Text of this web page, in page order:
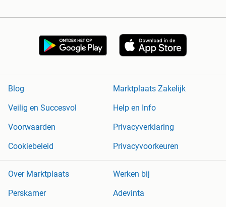
Blog
Marktplaats Zakelijk
Veilig en Succesvol
Help en Info
Voorwaarden
Privacyverklaring
Cookiebeleid
Privacyvoorkeuren
Over Marktplaats
Werken bij
Perskamer
Adevinta